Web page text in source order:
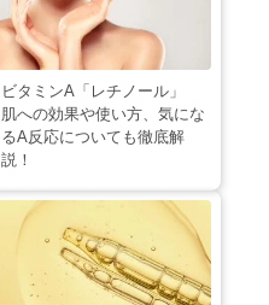
ビタミンA「レチノール」
肌への効果や使い方、気にな
るA反応についても徹底解
説！